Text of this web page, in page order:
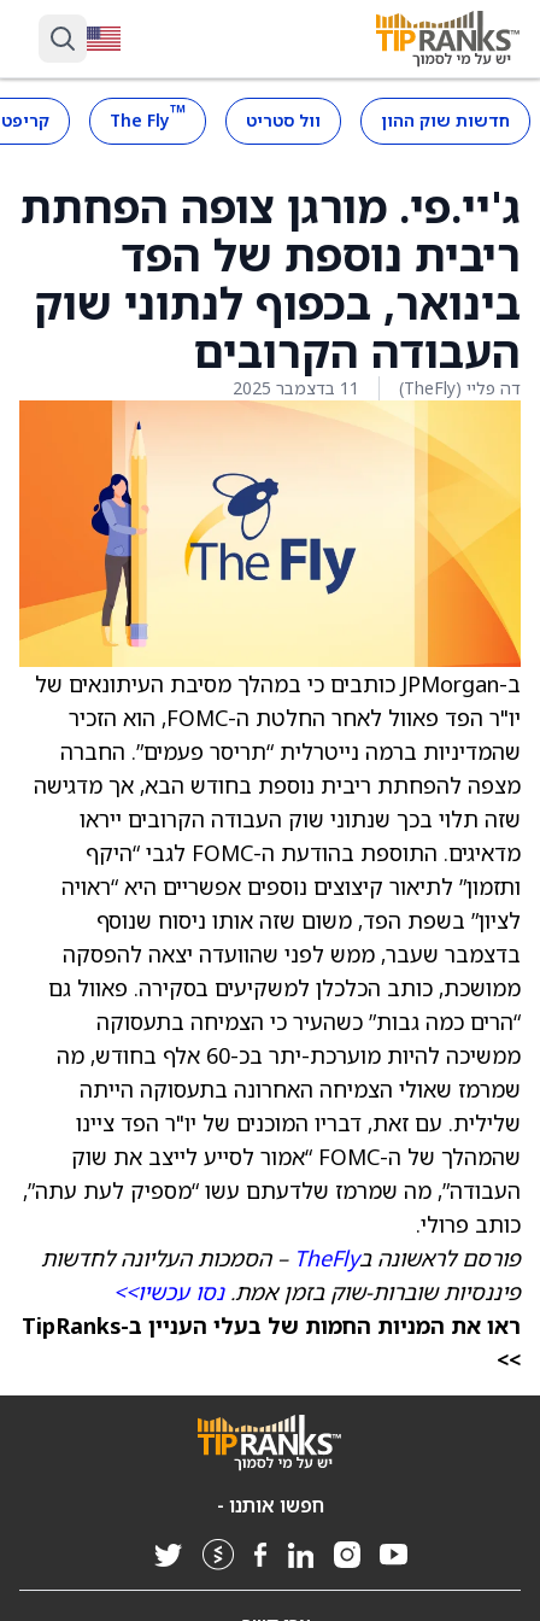
חדשות שוק ההון וול סטריט ™
The Fly
ג'יי.פי. מורגן צופה הפחתת
ריבית נוספת של הפד
בינואר, בכפוף לנתוני שוק
העבודה הקרובים
דה פליי (TheFly) 11 בדצמבר 2025
ב-JPMorgan כותבים כי במהלך מסיבת העיתונאים של
יו"ר הפד פאוול לאחר החלטת ה-FOMC, הוא הזכיר
שהמדיניות ברמה נייטרלית “תריסר פעמים”. החברה
מצפה להפחתת ריבית נוספת בחודש הבא, אך מדגישה
שזה תלוי בכך שנתוני שוק העבודה הקרובים ייראו
מדאיגים. התוספת בהודעת ה-FOMC לגבי “היקף
ותזמון” לתיאור קיצוצים נוספים אפשריים היא “ראויה
לציון” בשפת הפד, משום שזה אותו ניסוח שנוסף
בדצמבר שעבר, ממש לפני שהוועדה יצאה להפסקה
ממושכת, כותב הכלכלן למשקיעים בסקירה. פאוול גם
“הרים כמה גבות” כשהעיר כי הצמיחה בתעסוקה
ממשיכה להיות מוערכת-יתר בכ-60 אלף בחודש, מה
שמרמז שאולי הצמיחה האחרונה בתעסוקה הייתה
שלילית. עם זאת, דבריו המוכנים של יו"ר הפד ציינו
שהמהלך של ה-FOMC “אמור לסייע לייצב את שוק
העבודה”, מה שמרמז שלדעתם עשו “מספיק לעת עתה”,
כותב פרולי.
פורסם לראשונה בTheFly – הסמכות העליונה לחדשות
פיננסיות שוברות-שוק בזמן אמת.נסו עכשיו>>
ראו את המניות החמות של בעלי העניין ב-TipRanks
>>
חפשו אותנו -